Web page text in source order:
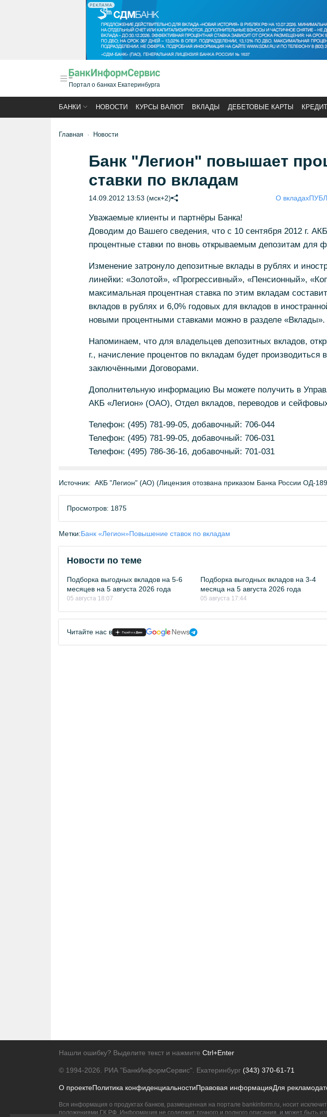
РЕКЛАМА
Портал о банках Екатеринбурга
БАНКИ НОВОСТИ КУРСЫ ВАЛЮТ ВКЛАДЫ ДЕБЕТОВЫЕ КАРТЫ
Главная Новости
Банк "Легион" повышает
ставки по вкладам
14.09.2012 13:53 (мск+2) О вкладах
Уважаемые клиенты и партнёры Банка!
Доводим до Вашего сведения, что с 10 сентября 2012 г.
процентные ставки по вновь открываемым депозитам для
Изменение затронуло депозитные вклады в рублях и
линейки: «Золотой», «Прогрессивный», «Пенсионный»,
максимальная процентная ставка по этим вкладам
вкладов в рублях и 6,0% годовых для вкладов в
новыми процентными ставками можно в разделе «Вклады».
Напоминаем, что для владельцев депозитных вкладов,
г., начисление процентов по вкладам будет производиться
заключёнными Договорами.
Дополнительную информацию Вы можете получить в
АКБ «Легион» (ОАО), Отдел вкладов, переводов и
Телефон: (495) 781-99-05, добавочный: 706-044
Телефон: (495) 781-99-05, добавочный: 706-031
Телефон: (495) 786-36-16, добавочный: 701-031
Источник: АКБ "Легион" (АО) (Лицензия отозвана приказом Банка России ОД-
Просмотров: 1875
Метки:Банк «Легион»Повышение ставок по вкладам
Новости по теме
Подборка выгодных вкладов на 5-6
месяцев на 5 августа 2026 года
05 августа 18:07
Подборка выгодных вкладов на 3-4
месяца на 5 августа 2026 года
05 августа 17:44
Читайте нас в
Нашли ошибку? Выделите текст и нажмите Ctrl+Enter
© 1994-2026. РИА "БанкИнформСервис". Екатеринбург (343) 370-61-71
О проектеПолитика конфиденциальностиПравовая информацияДля
Вся информация о продуктах банков, размещенная на портале bankinform.ru, носит
положениями ГК РФ. Информация не содержит точного и полного описания, и может быть